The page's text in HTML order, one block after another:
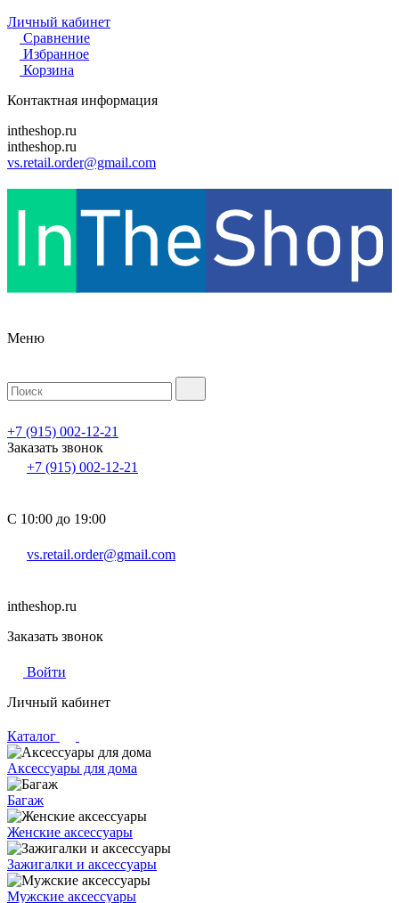
Личный кабинет
Сравнение
Избранное
Корзина
Контактная информация
intheshop.ru
intheshop.ru
vs.retail.order@gmail.com
Меню
+7 (915) 002-12-21
Заказать звонок
+7 (915) 002-12-21
С 10:00 до 19:00
vs.retail.order@gmail.com
intheshop.ru
Заказать звонок
Войти
Личный кабинет
Каталог
Аксессуары для дома
Багаж
Женские аксессуары
Зажигалки и аксессуары
Мужские аксессуары